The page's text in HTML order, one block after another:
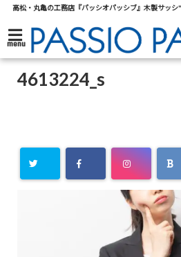
高松・丸亀の工務店『パッシオパッシブ』木製サッ
menu
4613224_s